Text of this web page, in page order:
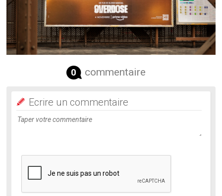
0 commentaire
Ecrire un commentaire